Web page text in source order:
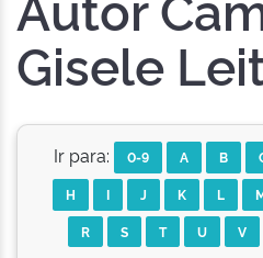
Gisele
Ir para: 0-9 A B
H
I J K L
R
S T U V